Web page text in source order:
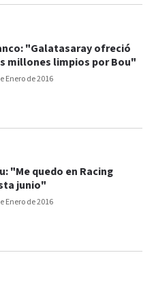
Enero de 2016
"Galatasaray ofreció
millones limpios por Bou"
Enero de 2016
"Me quedo en Racing
junio"